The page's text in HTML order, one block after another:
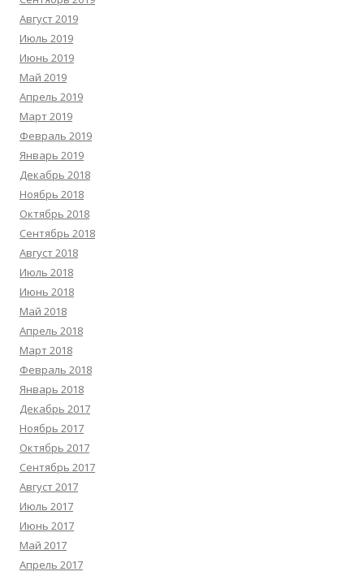
Август 2019
Июль 2019
Июнь 2019
Май 2019
Апрель 2019
Март 2019
Февраль 2019
Январь 2019
Декабрь 2018
Ноябрь 2018
Октябрь 2018
Сентябрь 2018
Август 2018
Июль 2018
Июнь 2018
Май 2018
Апрель 2018
Март 2018
Февраль 2018
Январь 2018
Декабрь 2017
Ноябрь 2017
Октябрь 2017
Сентябрь 2017
Август 2017
Июль 2017
Июнь 2017
Май 2017
Апрель 2017